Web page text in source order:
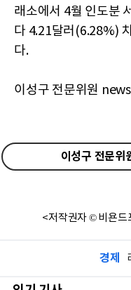
래소에서 4월 인도분
다 4.21달러(6.28%)
다.
이성구 전문위원
이성구 전문위
<저작권자 © 비욘드
경제